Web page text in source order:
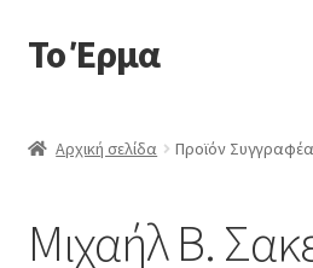
Απευθείας
μετάβαση
πλοήγηση
Μετάβαση
σε
Το Έρμα
Κατηγορίες Βιβλίων
Αρχική σελίδα Προϊόν
Μιχαήλ Β.